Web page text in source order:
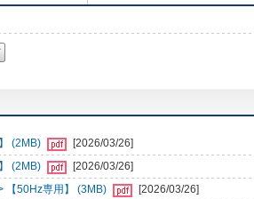
(2MB)
[2026/03/26]
(2MB)
[2026/03/26]
【50Hz専用】 (3MB)
[2026/03/26]